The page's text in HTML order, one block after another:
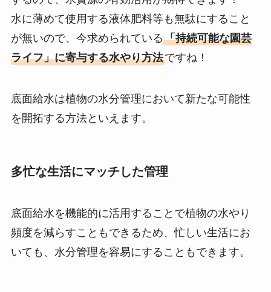
水に薄めて使用する液体肥料等も無駄にすること
が無いので、今求められている「持続可能な園芸
ライフ」に寄与する水やり方法ですね！
底面給水は植物の水分管理において新たな可能性
を開拓する方法といえます。
多忙な生活にマッチした管理
底面給水を機能的に活用することで植物の水やり
頻度を減らすこともできるため、忙しい生活にお
いても、水分管理を容易にすることもできます。